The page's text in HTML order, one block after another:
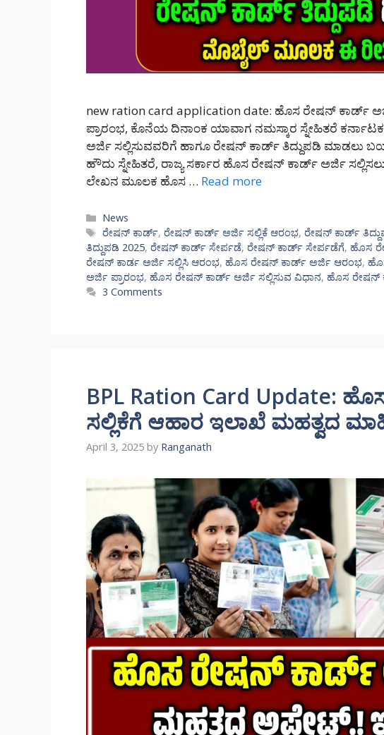
new ration card application date: ಹೊಸ ರೇಷನ್ ಕಾರ್ಡ್
ಪ್ರಾರಂಭ, ಕೊನೆಯ ದಿನಾಂಕ ಯಾವಾಗ ನಮಸ್ಕಾರ ಸ್ನೇಹಿತರೆ
ಅರ್ಜಿ ಸಲ್ಲಿಸುವವರಿಗೆ ಹಾಗೂ ರೇಷನ್ ಕಾರ್ಡ್ ತಿದ್ದುಪಡಿ ಮಾಡಲು
ಹೌದು ಸ್ನೇಹಿತರೆ, ರಾಜ್ಯ ಸರ್ಕಾರ ಹೊಸ ರೇಷನ್ ಕಾರ್ಡ್ ಅರ್ಜಿ
ಲೇಖನ ಮೂಲಕ ಹೊಸ … Read more
Categories
News
Tags
ರೇಷನ್ ಕಾರ್ಡ್,ರೇಷನ್ ಕಾರ್ಡ್ ಅರ್ಜಿ ಸಲ್ಲಿಕೆ ಆರಂಭ,ರೇಷನ್ ಕಾರ್ಡ್
ತಿದ್ದುಪಡಿ 2025, ರೇಷನ್ ಕಾರ್ಡ್ ಸೇರ್ಪಡೆ, ರೇಷನ್ ಕಾರ್ಡ್ ಸೇರ್ಪಡೆಗೆ, ಹೊಸ
ರೇಷನ್ ಕಾರ್ಡ ಅರ್ಜಿ ಸಲ್ಲಿಸಿ ಆರಂಭ, ಹೊಸ ರೇಷನ್ ಕಾರ್ಡ್ ಅರ್ಜಿ ಆರಂಭ,
ಅರ್ಜಿ ಪ್ರಾರಂಭ, ಹೊಸ ರೇಷನ್ ಕಾರ್ಡ್ ಅರ್ಜಿ ಸಲ್ಲಿಸುವ ವಿಧಾನ, ಹೊಸ ರೇಷನ್
3 Comments
BPL Ration Card Update:
ಸಲ್ಲಿಕೆಗೆ ಆಹಾರ ಇಲಾಖೆ ಮಹತ್ವದ
April 3, 2025 by Ranganath